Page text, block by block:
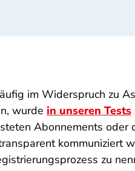
im Widerspruch zu
wurde in unseren Tests
Abonnements
kommuniziert
zu